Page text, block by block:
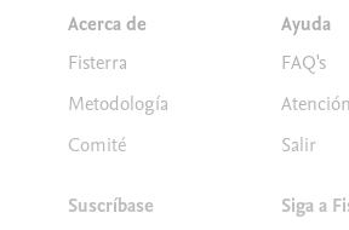
Acerca de
Fisterra
Metodología
Comité
Suscríbase
Ayuda
FAQ's
Salir
Siga a